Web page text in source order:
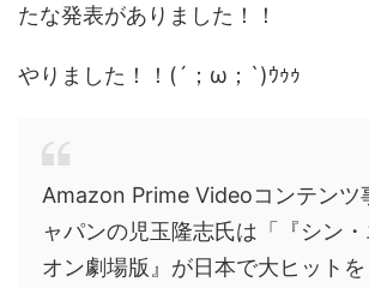
たな発表がありました！！
やりました！！(´；ω；`)ｳｩｩ
Amazon Prime Videoコンテンツ
ャパンの児玉隆志氏は「『シン
オン劇場版』が日本で大ヒット